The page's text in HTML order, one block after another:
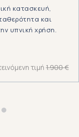
κατασκευή,
και
υπνική χρήση.
1.900€